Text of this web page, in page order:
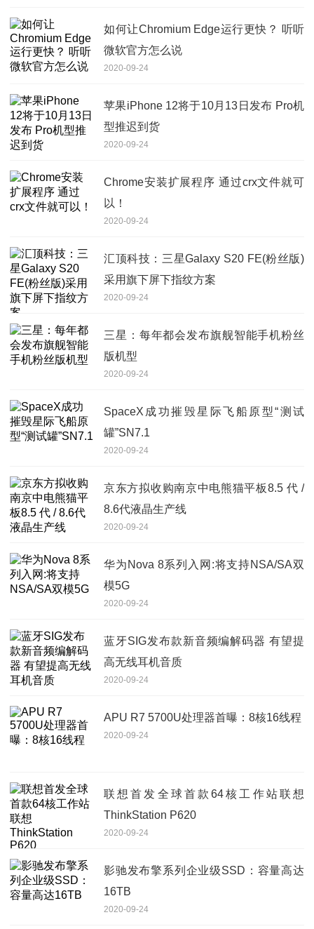
如何让Chromium Edge运行更快？ 听听
微软官方怎么说
2020-09-24
苹果iPhone 12将于10月13日发布 Pro机
型推迟到货
2020-09-24
Chrome安装扩展程序 通过crx文件就可
以！
2020-09-24
汇顶科技：三星Galaxy S20 FE(粉丝版)
采用旗下屏下指纹方案
2020-09-24
三星：每年都会发布旗舰智能手机粉丝
版机型
2020-09-24
SpaceX成功摧毁星际飞船原型“测试
罐”SN7.1
2020-09-24
京东方拟收购南京中电熊猫平板8.5 代 /
8.6代液晶生产线
2020-09-24
华为Nova 8系列入网:将支持NSA/SA双
模5G
2020-09-24
蓝牙SIG发布款新音频编解码器 有望提
高无线耳机音质
2020-09-24
APU R7 5700U处理器首曝：8核16线程
2020-09-24
联想首发全球首款64核工作站联想
ThinkStation P620
2020-09-24
影驰发布擎系列企业级SSD：容量高达
16TB
2020-09-24